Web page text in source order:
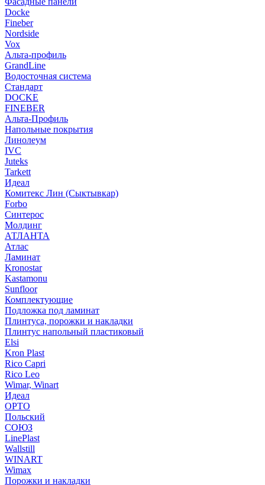
Docke
Fineber
Nordside
Vox
Альта-профиль
GrandLine
Водосточная система
Стандарт
DOCKE
FINEBER
Альта-Профиль
Напольные покрытия
Линолеум
IVC
Juteks
Tarkett
Идеал
Комитекс Лин (Сыктывкар)
Forbo
Синтерос
Молдинг
АТЛАНТА
Атлас
Ламинат
Kronostar
Kastamonu
Sunfloor
Комплектующие
Подложка под ламинат
Плинтуса, порожки и накладки
Плинтус напольный пластиковый
Elsi
Kron Plast
Rico Capri
Rico Leo
Wimar, Winart
Идеал
ОРТО
Польский
СОЮЗ
LinePlast
Wallstill
WINART
Wimax
Порожки и накладки